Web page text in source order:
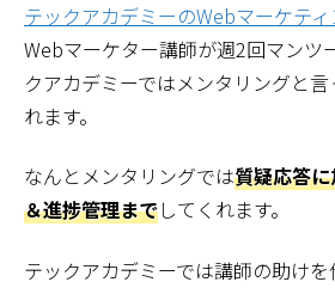
テックアカデミーのWebマーケティ
Webマーケター講師が週2回マンツ
クアカデミーではメンタリングと
れます。
なんとメンタリングでは質疑応答
＆進捗管理までしてくれます。
テックアカデミーでは講師の助け